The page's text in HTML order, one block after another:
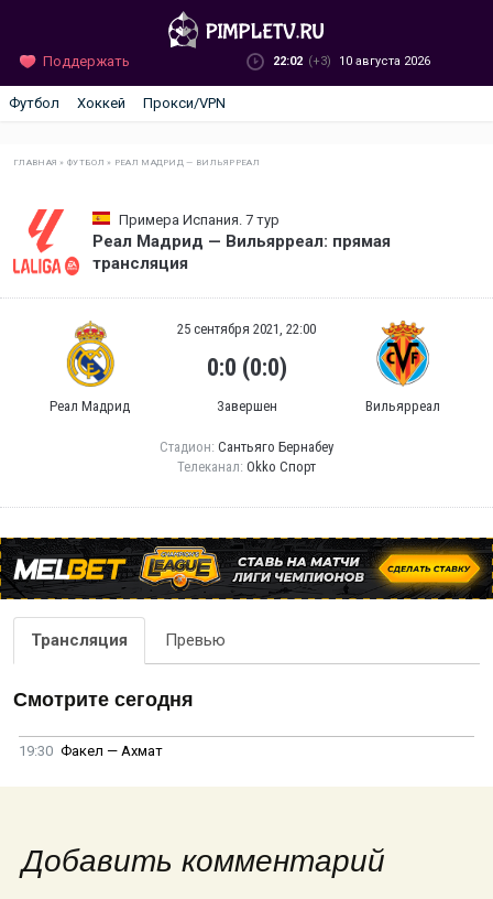
Поддержать 22:02 (+3) 10 августа 2026
Футбол Хоккей Прокси/VPN
ГЛАВНАЯ »ФУТБОЛ » РЕАЛ МАДРИД — ВИЛЬЯРРЕАЛ
Примера Испания. 7 тур
Реал Мадрид — Вильярреал: прямая
трансляция
Реал Мадрид
25 сентября 2021, 22:00
0:0 (0:0)
Завершен Вильярреал
Стадион: Сантьяго Бернабеу
Телеканал: Okko Спорт
Трансляция Превью
Смотрите сегодня
19:30 Факел — Ахмат
Добавить комментарий